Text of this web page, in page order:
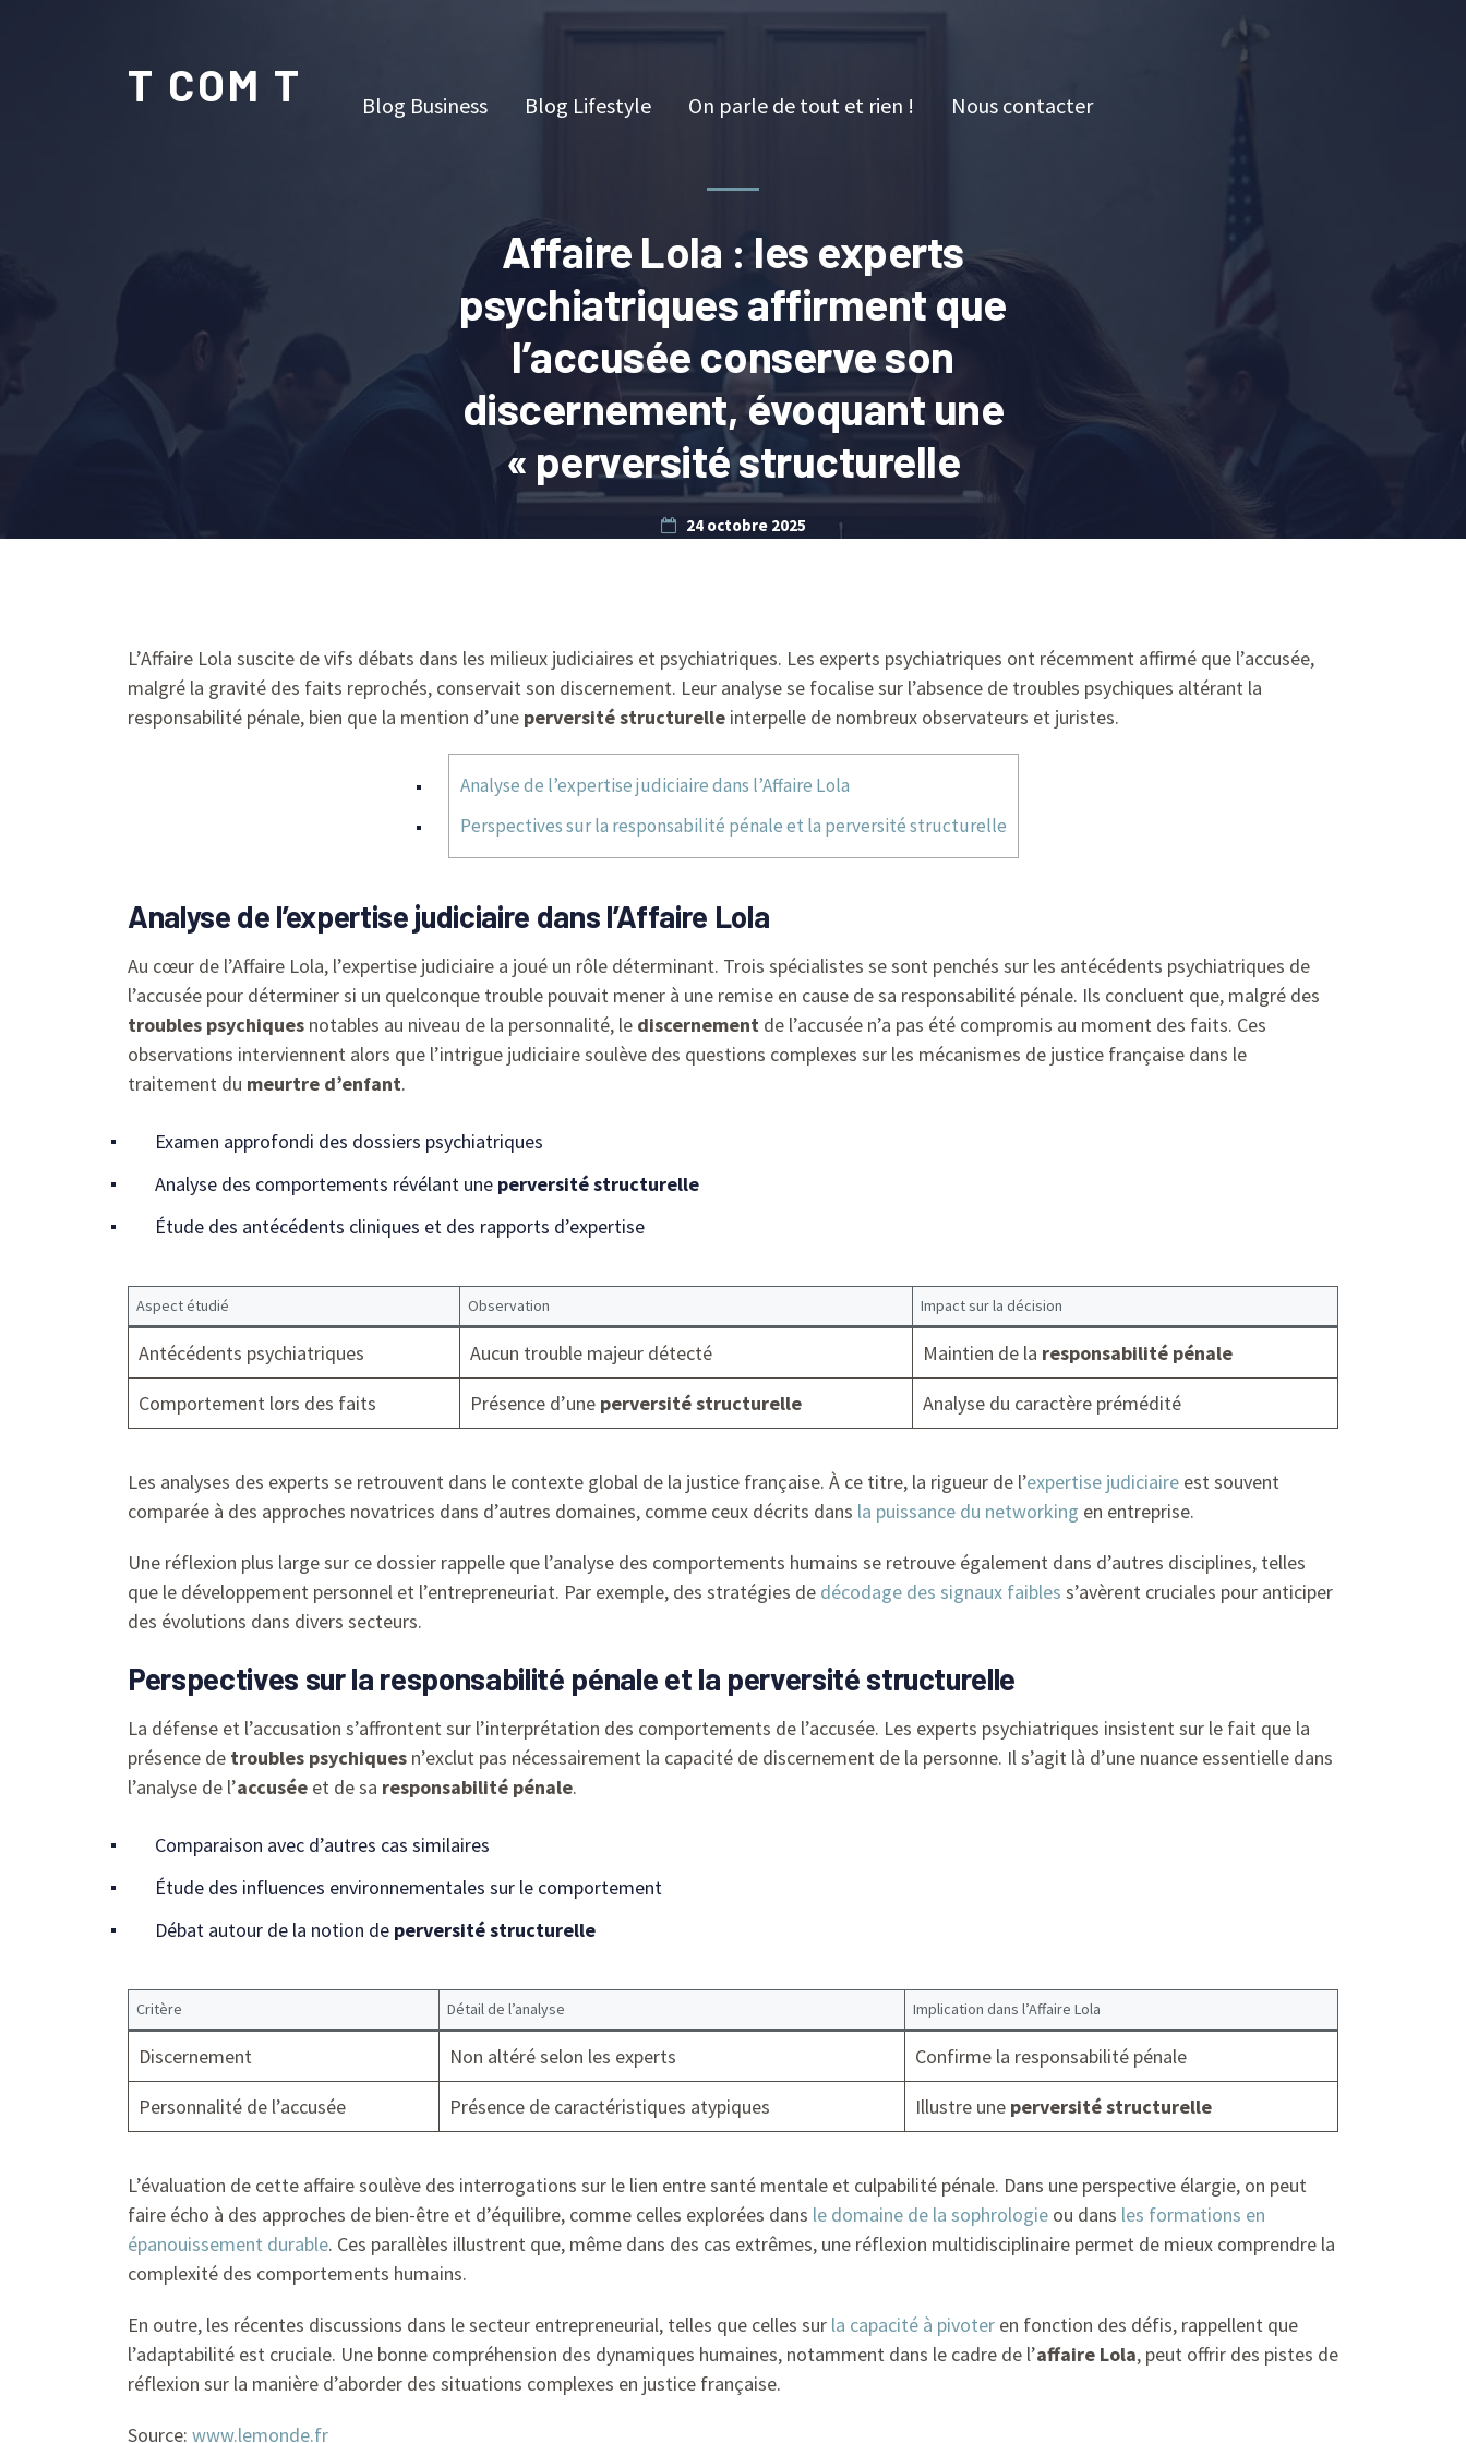
T COM T Blog Business Blog Lifestyle On parle de tout et rien ! Nous contacter
Affaire Lola : les experts
psychiatriques affirment que
l’accusée conserve son
discernement, évoquant une
« perversité structurelle
24 octobre 2025
L’Affaire Lola suscite de vifs débats dans les milieux judiciaires et psychiatriques. Les experts psychiatriques ont récemment affirmé que l’accusée,
malgré la gravité des faits reprochés, conservait son discernement. Leur analyse se focalise sur l’absence de troubles psychiques altérant la
responsabilité pénale, bien que la mention d’une perversité structurelle interpelle de nombreux observateurs et juristes.
Analyse de l’expertise judiciaire dans l’Affaire Lola
Perspectives sur la responsabilité pénale et la perversité structurelle
Analyse de l’expertise judiciaire dans l’Affaire Lola
Au cœur de l’Affaire Lola, l’expertise judiciaire a joué un rôle déterminant. Trois spécialistes se sont penchés sur les antécédents psychiatriques de
l’accusée pour déterminer si un quelconque trouble pouvait mener à une remise en cause de sa responsabilité pénale. Ils concluent que, malgré des
troubles psychiques notables au niveau de la personnalité, le discernement de l’accusée n’a pas été compromis au moment des faits. Ces
observations interviennent alors que l’intrigue judiciaire soulève des questions complexes sur les mécanismes de justice française dans le
traitement du meurtre d’enfant.
Examen approfondi des dossiers psychiatriques
Analyse des comportements révélant une perversité structurelle
Étude des antécédents cliniques et des rapports d’expertise
Aspect étudié Observation Impact sur la décision
Antécédents psychiatriques Aucun trouble majeur détecté Maintien de la responsabilité pénale
Comportement lors des faits
Présence d’une perversité structurelle Analyse du caractère prémédité
Les analyses des experts se retrouvent dans le contexte global de la justice française. À ce titre, la rigueur de l’expertise judiciaire est souvent
comparée à des approches novatrices dans d’autres domaines, comme ceux décrits dans la puissance du networking en entreprise.
Une réflexion plus large sur ce dossier rappelle que l’analyse des comportements humains se retrouve également dans d’autres disciplines, telles
que le développement personnel et l’entrepreneuriat. Par exemple, des stratégies de décodage des signaux faibles s’avèrent cruciales pour anticiper
des évolutions dans divers secteurs.
Perspectives sur la responsabilité pénale et la perversité structurelle
La défense et l’accusation s’affrontent sur l’interprétation des comportements de l’accusée. Les experts psychiatriques insistent sur le fait que la
présence de troubles psychiques n’exclut pas nécessairement la capacité de discernement de la personne. Il s’agit là d’une nuance essentielle dans
l’analyse de l’accusée et de sa responsabilité pénale.
Comparaison avec d’autres cas similaires
Étude des influences environnementales sur le comportement
Débat autour de la notion de perversité structurelle
Critère Détail de l’analyse Implication dans l’Affaire Lola
Discernement Non altéré selon les experts
Confirme la responsabilité pénale
Personnalité de l’accusée
Présence de caractéristiques atypiques Illustre une perversité structurelle
L’évaluation de cette affaire soulève des interrogations sur le lien entre santé mentale et culpabilité pénale. Dans une perspective élargie, on peut
faire écho à des approches de bien-être et d’équilibre, comme celles explorées dans le domaine de la sophrologie ou dans les formations en
épanouissement durable. Ces parallèles illustrent que, même dans des cas extrêmes, une réflexion multidisciplinaire permet de mieux comprendre la
complexité des comportements humains.
En outre, les récentes discussions dans le secteur entrepreneurial, telles que celles sur la capacité à pivoter en fonction des défis, rappellent que
l’adaptabilité est cruciale. Une bonne compréhension des dynamiques humaines, notamment dans le cadre de l’affaire Lola, peut offrir des pistes de
réflexion sur la manière d’aborder des situations complexes en justice française.
Source: www.lemonde.fr